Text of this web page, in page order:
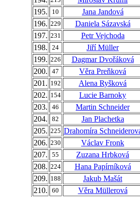
195.
10
Jana Jandová
196. 229
Daniela Sázavská
197. 231
Petr Vejchoda
198.
24
Jiří Müller
199. 226
Dagmar Dvořáková
200.
47
Věra Preňková
201. 192
Alena Ryšková
202. 154
Lucie Barnoky
203.
46
Martin Schneider
204.
82
Jan Plachetka
205. 225 Drahomíra
206. 230
Václav Fronk
207.
55
Zuzana Hrbková
208. 224
Hana Papírníková
209. 188
Jakub Mašát
210.
60
Věra Müllerová